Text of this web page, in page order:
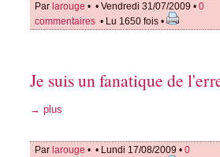
Par larouge • • Vendredi 31/07/2009 • 0
commentaires • Lu 1650 fois •
Je suis un fanatique de
→ plus
Par larouge • • Lundi 17/08/2009 • 0